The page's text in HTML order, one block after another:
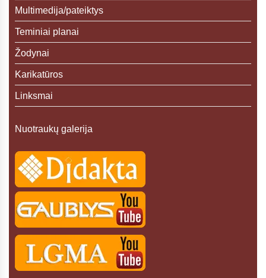
Multimedija/pateiktys
Teminiai planai
Žodynai
Karikatūros
Linksmai
Nuotraukų galerija